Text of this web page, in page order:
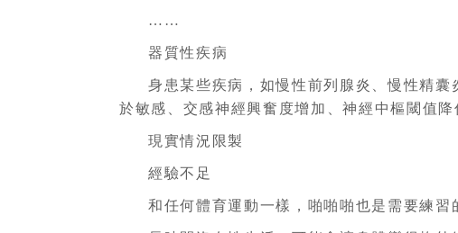
……
器質性疾病
身患某些疾病，如慢性前列腺炎、慢性精囊
於敏感、交感神經興奮度增加、神經中樞閾值降
現實情況限製
經驗不足
和任何體育運動一樣，啪啪啪也是需要練